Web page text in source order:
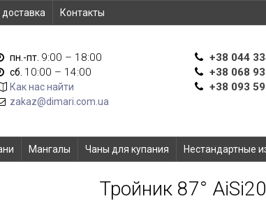
Контакты
пн.-пт. 9:00 – 18:00
сб. 10:00 – 14:00
Как нас найти
zakaz@dimari.com.ua
+38 044
+38 068
+38 093
Мангалы Чаны для купания Нестандартные
Тройник 87°